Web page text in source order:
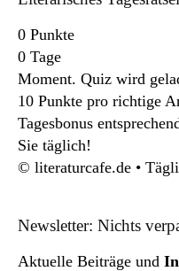
0 Punkte
0 Tage
Moment. Quiz wird
10 Punkte pro richtige
Tagesbonus
Sie täglich!
© literaturcafe.de •
Newsletter: Nichts
Aktuelle Beiträge und